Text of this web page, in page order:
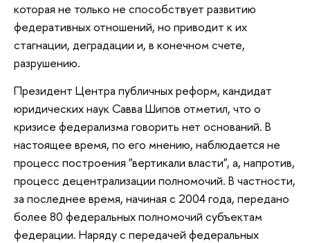
которая не только не способствует развитию
федеративных отношений, но приводит к их
стагнации, деградации и, в конечном счете,
разрушению.
Президент Центра публичных реформ, кандидат
юридических наук Савва Шипов отметил, что о
кризисе федерализма говорить нет оснований. В
настоящее время, по его мнению, наблюдается не
процесс построения "вертикали власти", а, напротив,
процесс децентрализации полномочий. В частности,
за последнее время, начиная с 2004 года, передано
более 80 федеральных полномочий субъектам
федерации. Наряду с передачей федеральных